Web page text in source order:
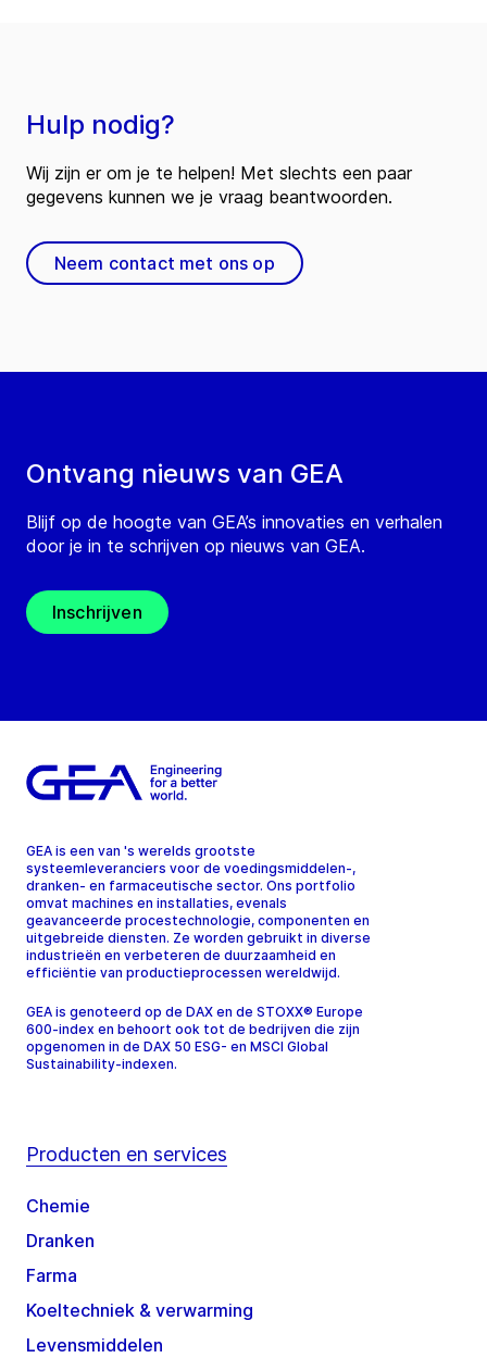
Ontvang nieuws van GEA
Blijf op de hoogte van GEA’s innovaties en verhalen
door je in te schrijven op nieuws van GEA.
Inschrijven
Hulp nodig?
Wij zijn er om je te helpen! Met slechts een paar
gegevens kunnen we je vraag beantwoorden.
Neem contact met ons op
GEA is een van 's werelds grootste
systeemleveranciers voor de voedingsmiddelen-,
dranken- en farmaceutische sector. Ons portfolio
omvat machines en installaties, evenals
geavanceerde procestechnologie, componenten en
uitgebreide diensten. Ze worden gebruikt in diverse
industrieën en verbeteren de duurzaamheid en
efficiëntie van productieprocessen wereldwijd.
GEA is genoteerd op de DAX en de STOXX® Europe
600-index en behoort ook tot de bedrijven die zijn
opgenomen in de DAX 50 ESG- en MSCI Global
Sustainability-indexen.
Producten en services
Chemie
Dranken
Farma
Koeltechniek & verwarming
Levensmiddelen